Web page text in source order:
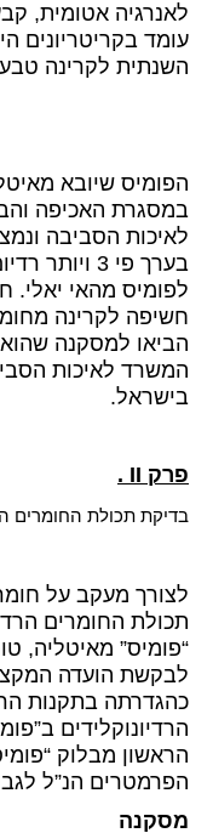
לאנרגיה אטומית,
עומד בקריטריונים
השנתית לקרינה
הפומיס שיובא
במסגרת האכיפה
לאיכות הסביבה
לפומיס מהאי יאלי.
חשיפה לקרינה
הביאו למסקנה שהוא
המשרד לאיכות
בישראל.
פרק II
.
בדיקת תכולת החומרים
לצורך מעקב על
תכולת החומרים
“פומיס” מאיטליה,
לבקשת הועדה
כהגדרתה בתקנות
הרדיונוקלידים
הראשון מבלוק
הפרמטרים הנ”ל
מסקנה